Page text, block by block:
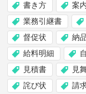
書き方
案
業務引継書
督促状
納
給料明細
見積書
見
詫び状
請